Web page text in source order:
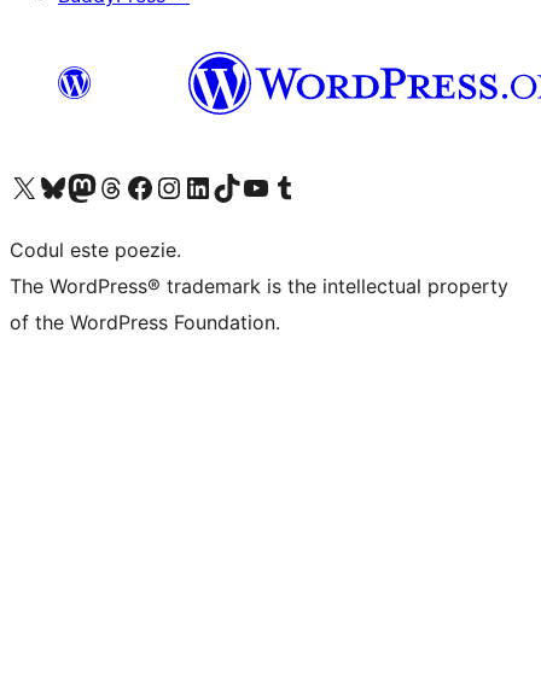
Mergi la contul nostru X (fost Twitter)
Vizitează contul nostru Bluesky
Vizitează contul nostru Mastodon
Vizitează contul nostru Threads
Vizitează pagina noastră Facebook
Vizitează-ne pe Instagram
Vizitează-ne pe LinkedIn
Vizitează contul nostru TikTok
Vizitează canalul nostru YouTube
Vizitează contul nostru Tumblr
Codul este poezie.
The WordPress® trademark is the intellectual property
of the WordPress Foundation.